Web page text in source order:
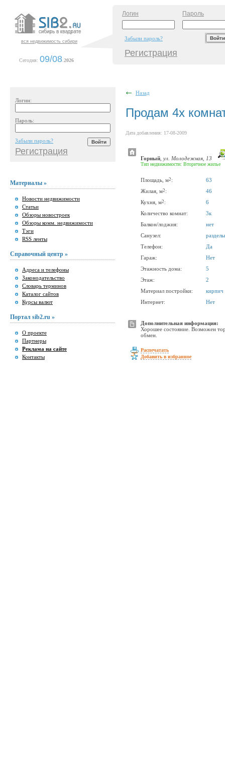
вся недвижимость сибири
Сегодня: 09/08 2026
Логин Пароль
Забыли пароль?
Регистрация
Логин:
Пароль:
Забыли пароль?
Регистрация
Материалы »
Новости недвижимости
Статьи
Обзоры новостроек
Обзоры комм. недвижимости
Тэги
RSS ленты
Справочный центр »
Адреса и телефоны
Законодательство
Словарь терминов
Каталог сайтов
Курсы валют
Портал sib2.ru »
О проекте
Партнеры
Реклама на сайте
Контакты
Назад
Продам 4х
Дата добавления: 17-08-2009
Горный ул. Молодежная, 13
Тип недвижимости: Вторичное жилье
Площадь, м2 :
63
Жилая, м2 :
46
Кухня, м2 :
6
Количество комнат:
3к
Балкон/лоджия:
нет
Санузел:
Телефон:
Да
Гараж:
Нет
Этажность дома:
5
Этаж:
2
Материал постройки:
кирпич
Интернет:
Нет
Дополнительная информация:
Хорошее состояние. Возможен
обмен.
Распечатать
Добавить в избранное